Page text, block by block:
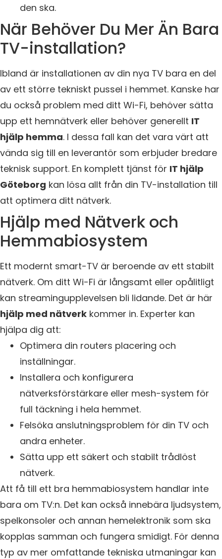
den ska.
När Behöver Du Mer Än Bara
TV-installation?
Ibland är installationen av din nya TV bara en del
av ett större tekniskt pussel i hemmet. Kanske har
du också problem med ditt Wi-Fi, behöver sätta
upp ett hemnätverk eller behöver generellt IT
hjälp hemma. I dessa fall kan det vara värt att
vända sig till en leverantör som erbjuder bredare
teknisk support. En komplett tjänst för IT hjälp
Göteborg kan lösa allt från din TV-installation till
att optimera ditt nätverk.
Hjälp med Nätverk och
Hemmabiosystem
Ett modernt smart-TV är beroende av ett stabilt
nätverk. Om ditt Wi-Fi är långsamt eller opålitligt
kan streamingupplevelsen bli lidande. Det är här
hjälp med nätverk kommer in. Experter kan
hjälpa dig att:
Optimera din routers placering och
inställningar.
Installera och konfigurera
nätverksförstärkare eller mesh-system för
full täckning i hela hemmet.
Felsöka anslutningsproblem för din TV och
andra enheter.
Sätta upp ett säkert och stabilt trådlöst
nätverk.
Att få till ett bra hemmabiosystem handlar inte
bara om TV:n. Det kan också innebära ljudsystem,
spelkonsoler och annan hemelektronik som ska
kopplas samman och fungera smidigt. För denna
typ av mer omfattande tekniska utmaningar kan